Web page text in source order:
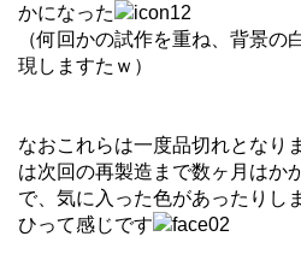
かになった
（何回かの試作を重ね、背景の
現しますたｗ）
なおこれらは一度品切れとなり
は次回の再製造まで数ヶ月はか
で、気に入った色があったりし
ひって感じです